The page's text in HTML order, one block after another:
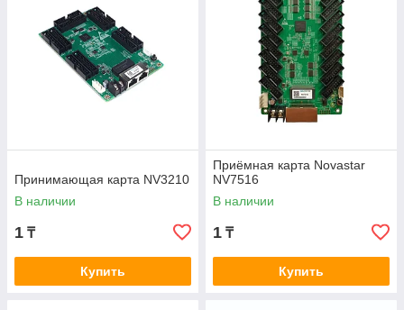
Принимающая карта NV3210
В наличии
1 ₸
Купить
Приёмная карта Novastar
NV7516
В наличии
1 ₸
Купить